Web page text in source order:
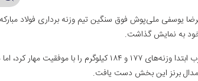
یوسفی ملی‌پوش فوق سنگین تیم وزنه برداری فولاد
ملی‌پوش باشگاه فولاد مبارکه سپاهان، در حرکت یک‌ضرب ابتدا وزنه‌های ۱۷۷ و ۱۸۴ کیلوگرم را با